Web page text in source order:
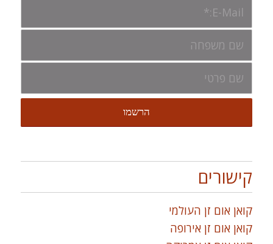
קישורים
קואן אום זן העולמי
קואן אום זן אירופה